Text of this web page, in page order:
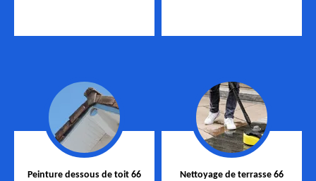
Peinture dessous de toit 66 Nettoyage de terrasse 66